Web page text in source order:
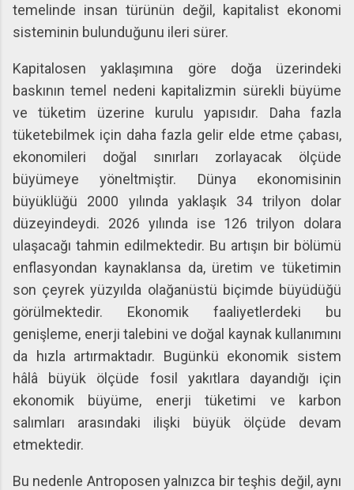
temelinde insan türünün değil, kapitalist ekonomi
sisteminin bulunduğunu ileri sürer.
Kapitalosen yaklaşımına göre doğa üzerindeki
baskının temel nedeni kapitalizmin sürekli büyüme
ve tüketim üzerine kurulu yapısıdır. Daha fazla
tüketebilmek için daha fazla gelir elde etme çabası,
ekonomileri doğal sınırları zorlayacak ölçüde
büyümeye yöneltmiştir. Dünya ekonomisinin
büyüklüğü 2000 yılında yaklaşık 34 trilyon dolar
düzeyindeydi. 2026 yılında ise 126 trilyon dolara
ulaşacağı tahmin edilmektedir. Bu artışın bir bölümü
enflasyondan kaynaklansa da, üretim ve tüketimin
son çeyrek yüzyılda olağanüstü biçimde büyüdüğü
görülmektedir. Ekonomik faaliyetlerdeki bu
genişleme, enerji talebini ve doğal kaynak kullanımını
da hızla artırmaktadır. Bugünkü ekonomik sistem
hâlâ büyük ölçüde fosil yakıtlara dayandığı için
ekonomik büyüme, enerji tüketimi ve karbon
salımları arasındaki ilişki büyük ölçüde devam
etmektedir.
Bu nedenle Antroposen yalnızca bir teşhis değil, aynı